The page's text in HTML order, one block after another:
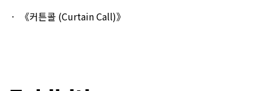
《커튼콜 (Curtain Call)》